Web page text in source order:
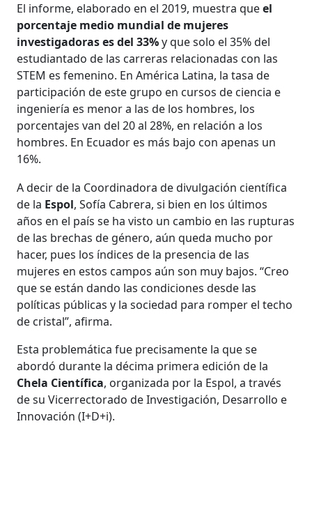
El informe, elaborado en el 2019, muestra queel
porcentaje medio mundial de mujeres
investigadoras es del 33%y que solo el 35% del
estudiantado de las carreras relacionadas con las
STEM es femenino. En América Latina, la tasa de
participación de este grupo en cursos de ciencia e
ingeniería es menor a las de los hombres, los
porcentajes van del 20 al 28%, en relación a los
hombres. En Ecuador es más bajo con apenas un
16%.
A decir de la Coordinadora de divulgación científica
de la Espol, Sofía Cabrera, si bien en los últimos
años en el país se ha visto un cambio en las rupturas
de las brechas de género, aún queda mucho por
hacer, pues los índices de la presencia de las
mujeres en estos campos aún son muy bajos. “Creo
que se están dando las condiciones desde las
políticas públicas y la sociedad para romper el techo
de cristal”, afirma.
Esta problemática fue precisamente la que se
abordó durante la décima primera edición de la
Chela Científica, organizada por la Espol, a través
de su Vicerrectorado de Investigación, Desarrollo e
Innovación (I+D+i).